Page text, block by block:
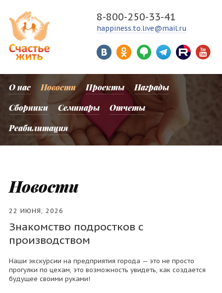
8-800-250-33-41
happiness.to.live@mail.ru
О нас Новости Проекты
Награды
Сборники
Семинары
Отчеты
Реабилитация
Новости
22 ИЮНЯ, 2026
Знакомство подростков с
производством
Наши экскурсии на предприятия города — это не просто
прогулки по цехам, это возможность увидеть, как создается
будущее своими руками!